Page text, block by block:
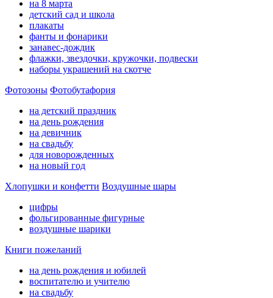
на 8 марта
детский сад и школа
плакаты
фанты и фонарики
занавес-дождик
флажки, звездочки, кружочки, подвески
наборы украшений на скотче
Фотозоны Фотобутафория
на детский праздник
на день рождения
на девичник
на свадьбу
для новорожденных
на новый год
Хлопушки и конфетти Воздушные шары
цифры
фольгированные фигурные
воздушные шарики
Книги пожеланий
на день рождения и юбилей
воспитателю и учителю
на свадьбу